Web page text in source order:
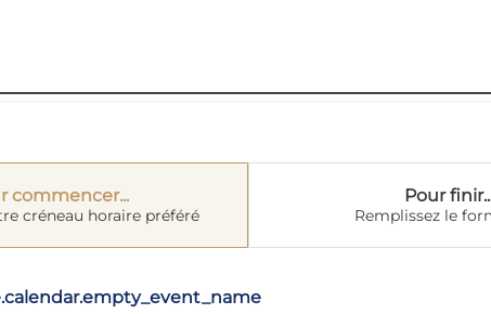
commencer...
créneau horaire préféré
Pour
Remplissez le